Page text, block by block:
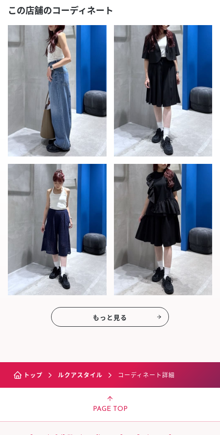
この店舗のコーディネート
もっと見る
トップ ルクアスタイル コーディネート詳細
PAGE TOP